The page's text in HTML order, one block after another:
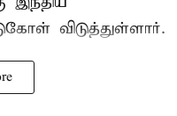
விடுத்துள்ளார்.